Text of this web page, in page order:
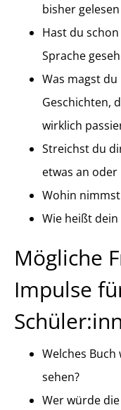
bisher
Hast du
Sprache
Was magst
Geschichten,
wirklich
Streichst du
etwas an
Wohin
Wie heißt
Mögliche
Impulse
Welches
sehen?
Wer würde